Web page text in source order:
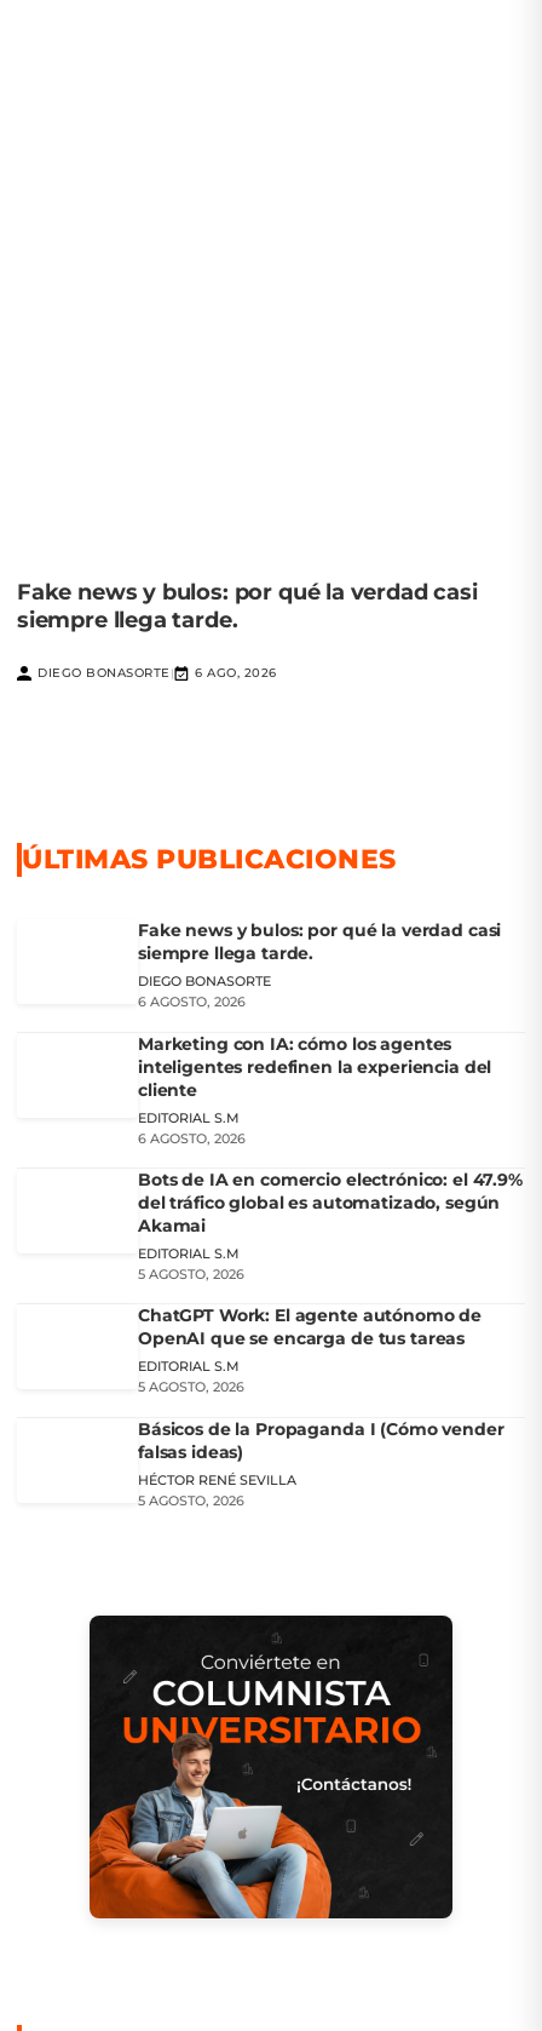
Fake news y bulos: por qué la verdad casi
siempre llega tarde.
DIEGO BONASORTE 6 AGO, 2026
ÚLTIMAS PUBLICACIONES
Fake news y bulos: por qué la verdad casi
siempre llega tarde.
DIEGO BONASORTE
6 AGOSTO, 2026
Marketing con IA: cómo los agentes
inteligentes redefinen la experiencia del
cliente
EDITORIAL S.M
6 AGOSTO, 2026
Bots de IA en comercio electrónico: el 47.9%
del tráfico global es automatizado, según
Akamai
EDITORIAL S.M
5 AGOSTO, 2026
ChatGPT Work: El agente autónomo de
OpenAI que se encarga de tus tareas
EDITORIAL S.M
5 AGOSTO, 2026
Básicos de la Propaganda I (Cómo vender
falsas ideas)
HÉCTOR RENÉ SEVILLA
5 AGOSTO, 2026